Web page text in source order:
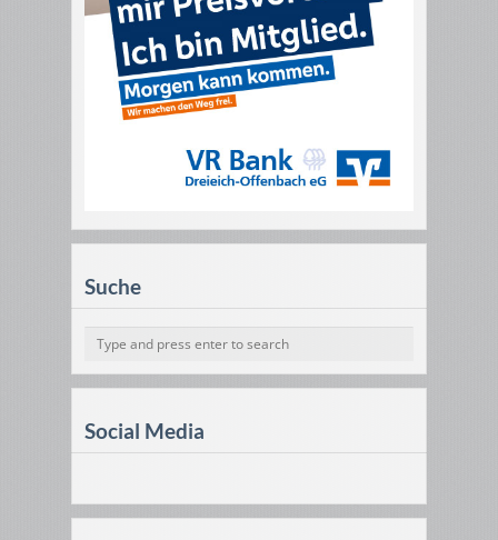
Suche
Social Media